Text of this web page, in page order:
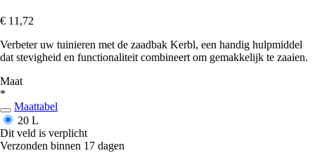
€ 11,72
Verbeter uw tuinieren met de zaadbak Kerbl, een handig hulpmiddel
dat stevigheid en functionaliteit combineert om gemakkelijk te zaaien.
Maat
*
Maattabel
20 L
Dit veld is verplicht
Verzonden binnen 17 dagen